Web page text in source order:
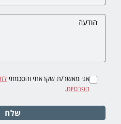
אני מאשר/ת שקראתי והסכמתי
הפרטיות.
שלח